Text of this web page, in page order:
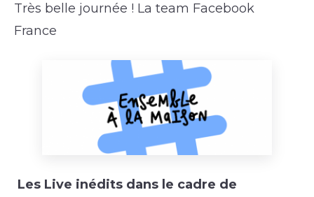
Très belle journée ! La team Facebook
France
Les Live inédits dans le cadre de